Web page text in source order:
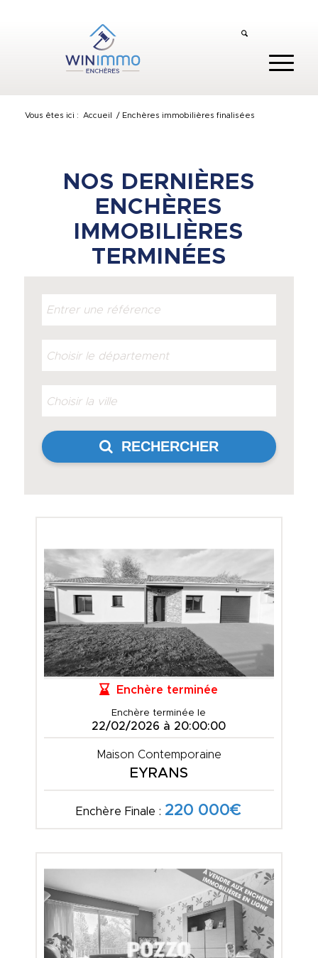
Vous êtes ici : Accueil / Enchères immobilières finalisées
NOS DERNIÈRES
ENCHÈRES
IMMOBILIÈRES
TERMINÉES
RECHERCHER
Enchère terminée
Enchère terminée le
22/02/2026 à 20:00:00
Maison Contemporaine
EYRANS
Enchère Finale : 220 000€